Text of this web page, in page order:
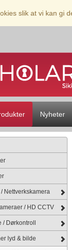
slik at vi kan gi
Nyheter
/ Nettverkskamera
/ HD CCTV
/ Dørkontroll
lyd & bilde